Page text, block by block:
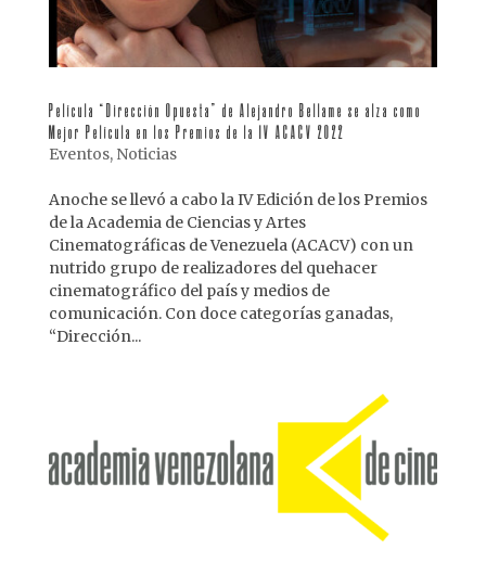
Película “Dirección Opuesta” de Alejandro Bellame se alza como
Mejor Película en los Premios de la IV ACACV 2022
Eventos, Noticias
Anoche se llevó a cabo la IV Edición de los Premios
de la Academia de Ciencias y Artes
Cinematográficas de Venezuela (ACACV) con un
nutrido grupo de realizadores del quehacer
cinematográfico del país y medios de
comunicación. Con doce categorías ganadas,
“Dirección...